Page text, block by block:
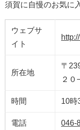
須賀に自慢のお気に
ウェブサ
イト
所在地
〒
２０
時間 10時
電話 046-